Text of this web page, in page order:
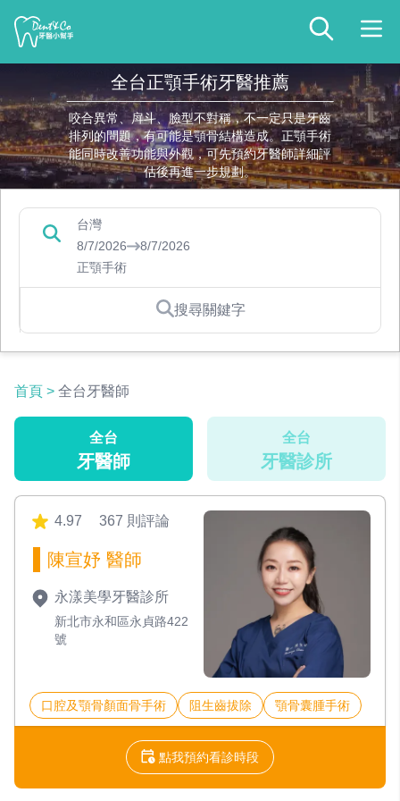
全台正顎手術牙醫推薦
咬合異常、戽斗、臉型不對稱，不一定只是牙齒
排列的問題，有可能是顎骨結構造成。正顎手術
能同時改善功能與外觀，可先預約牙醫師詳細評
估後再進一步規劃。
台灣
8/7/2026
8/7/2026
正顎手術
搜尋關鍵字
首頁 > 全台牙醫師
全台
牙醫師
全台
牙醫診所
4.97 367 則評論
陳宣妤 醫師
永漾美學牙醫診所
新北市永和區永貞路422
號
口腔及顎骨顏面骨手術 阻生齒拔除 顎骨囊腫手術
點我預約看診時段